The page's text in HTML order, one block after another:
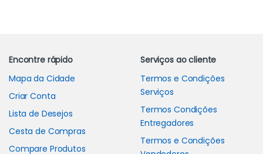
Encontre rápido
Mapa da Cidade
Criar Conta
Lista de Desejos
Cesta de Compras
Compare Produtos
Serviços ao cliente
Termos e Condições
Serviços
Termos Condições
Entregadores
Termos e Condições